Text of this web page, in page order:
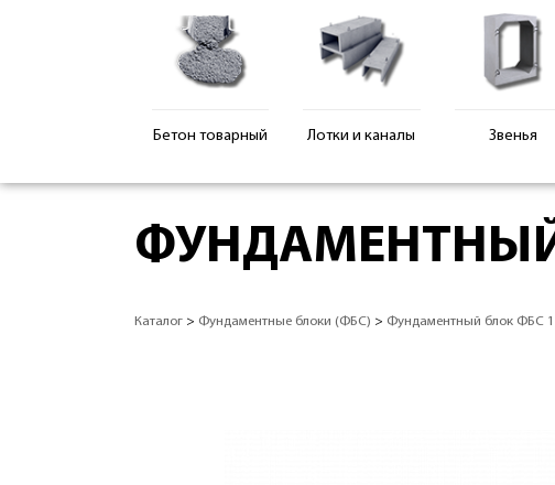
Бетон товарный Лотки и каналы Звенья
Каталог > Фундаментные блоки (ФБС) > Фундаментный блок ФБС